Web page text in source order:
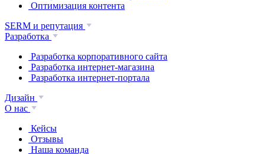
Оптимизация контента
SERM и репутация
Разработка
Разработка корпоративного сайта
Разработка интернет-магазина
Разработка интернет-портала
Дизайн
О нас
Кейсы
Отзывы
Наша команда